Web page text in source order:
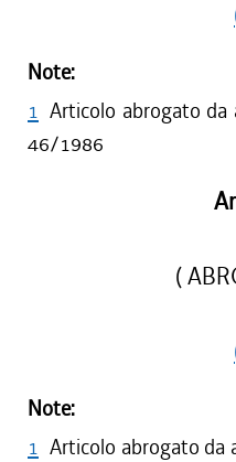
Note:
1 Articolo abrogato da
46/1986
(
Note:
1 Articolo abrogato da